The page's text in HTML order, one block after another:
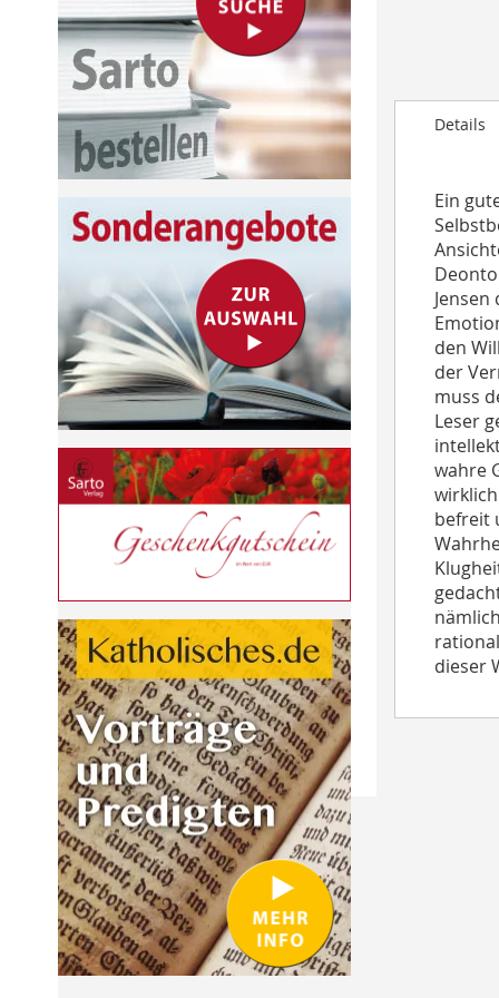
of
Details
Ein
den
der
muss
Leser
wahre
befreit
dieser